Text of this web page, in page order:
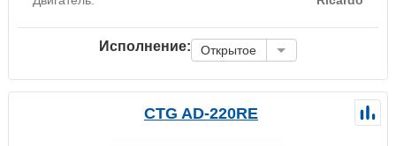
Исполнение: Открытое
CTG AD-220RE